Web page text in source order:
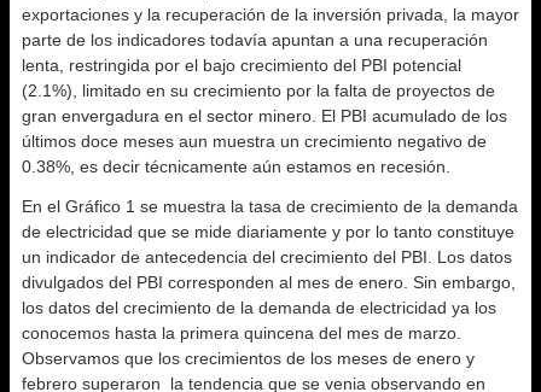
exportaciones y la recuperación de la inversión privada, la mayor
parte de los indicadores todavía apuntan a una recuperación
lenta, restringida por el bajo crecimiento del PBI potencial
(2.1%), limitado en su crecimiento por la falta de proyectos de
gran envergadura en el sector minero. El PBI acumulado de los
últimos doce meses aun muestra un crecimiento negativo de
0.38%, es decir técnicamente aún estamos en recesión.
En el Gráfico 1 se muestra la tasa de crecimiento de la demanda
de electricidad que se mide diariamente y por lo tanto constituye
un indicador de antecedencia del crecimiento del PBI. Los datos
divulgados del PBI corresponden al mes de enero. Sin embargo,
los datos del crecimiento de la demanda de electricidad ya los
conocemos hasta la primera quincena del mes de marzo.
Observamos que los crecimientos de los meses de enero y
febrero superaron la tendencia que se venia observando en